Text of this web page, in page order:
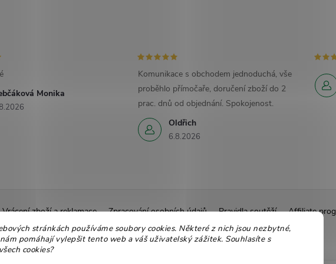
stránkách používáme soubory cookies. Některé z nich jsou nezbytné,
pomáhají vylepšit tento web a váš uživatelský zážitek. Souhlasíte s
cookies?
Monika
Oldřich
6.8.2026
Komunikace s obchodem jednoduchá, vše
proběhlo přímočaře, doručení zboží do 2
prac. dnů od objednání. Spokojenost.
Vrácení zboží a reklamace Zpracování osobních údajů Pravidla soutěží Affiliate
Ekologické balení
Moje objednávka